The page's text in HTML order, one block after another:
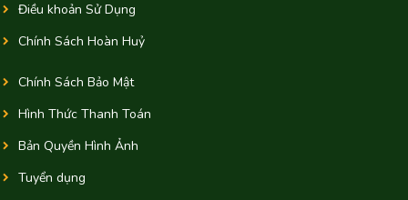
Điều khoản Sử Dụng
Chính Sách Hoàn Huỷ
Chính Sách Bảo Mật
Hình Thức Thanh Toán
Bản Quyền Hình Ảnh
Tuyển dụng